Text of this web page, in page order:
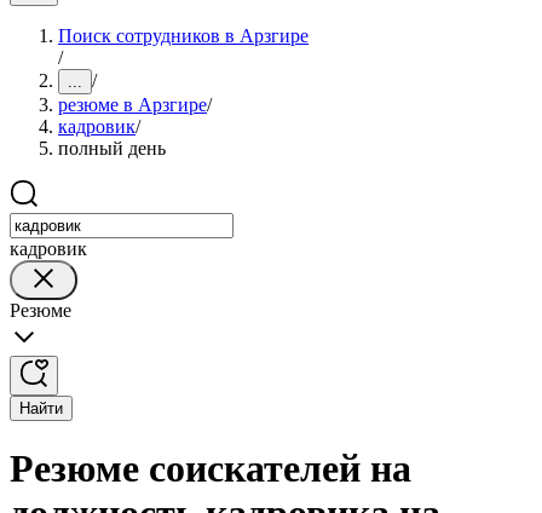
Поиск сотрудников в Арзгире
/
... /
резюме в Арзгире/
кадровик/
полный день
кадровик
Резюме
Найти
Резюме соискателей на